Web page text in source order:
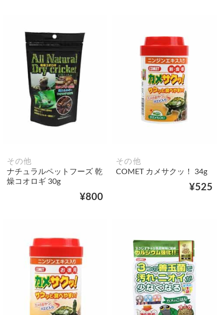
その他
ナチュラルペットフーズ 乾
燥コオロギ 30g
¥800
その他
COMET カメサクッ！ 34g
¥525